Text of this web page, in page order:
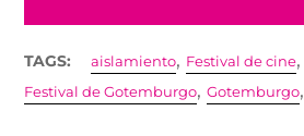
TAGS: aislamiento, Festival de cine,
Festival de Gotemburgo,Gotemburgo,